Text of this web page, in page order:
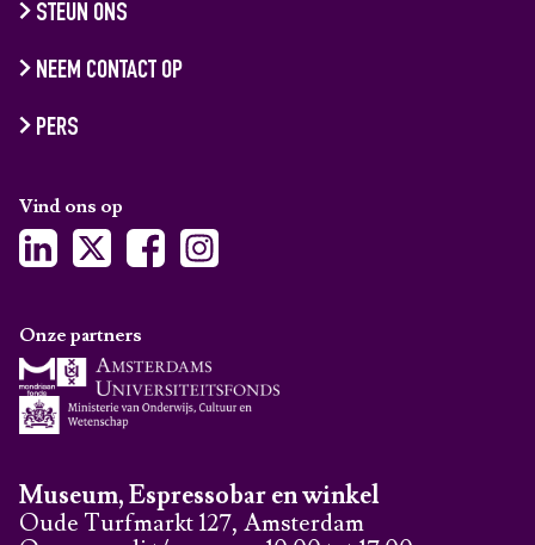
STEUN ONS
NEEM CONTACT OP
PERS
Vind ons op
Museum, Espressobar en winkel
Oude Turfmarkt 127, Amsterdam
Onze partners